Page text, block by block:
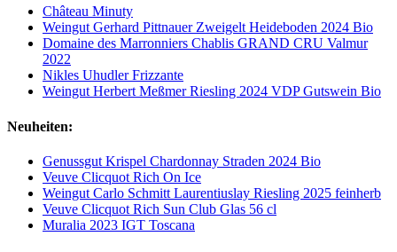
Château Minuty
Weingut Gerhard Pittnauer Zweigelt Heideboden 2024 Bio
Domaine des Marronniers Chablis GRAND CRU Valmur
2022
Nikles Uhudler Frizzante
Weingut Herbert Meßmer Riesling 2024 VDP Gutswein Bio
Neuheiten:
Genussgut Krispel Chardonnay Straden 2024 Bio
Veuve Clicquot Rich On Ice
Weingut Carlo Schmitt Laurentiuslay Riesling 2025 feinherb
Veuve Clicquot Rich Sun Club Glas 56 cl
Muralia 2023 IGT Toscana